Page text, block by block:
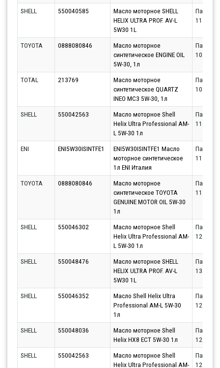
SHELL 550040585
Масло моторное SHELL
HELIX ULTRA PROF. AV-L
5W30 1L
Партнёр
TOYOTA 0888080846
Масло моторное
синтетическое ENGINE OIL
5W-30, 1л
Партнёр
TOTAL 213769
Масло моторное
синтетическое QUARTZ
INEO MC3 5W-30, 1л
Партнёр
SHELL 550042563
Масло моторное Shell
Helix Ultra Professional AM-
L 5W-30 1л
Партнёр
ENI ENI5W30ISINTFE1
ENI5W30ISINTFE1 Масло
моторное синтетическое
1л ENI Италия
Партнёр
TOYOTA 0888080846
Масло моторное
синтетическое TOYOTA
GENUINE MOTOR OIL 5W-30
1л
Партнёр
SHELL 550046302
Масло моторное Shell
Helix Ultra Professional AM-
L 5W-30 1л
Партнёр
SHELL 550048476
Масло моторное SHELL
HELIX ULTRA PROF. AV-L
5W30 1L
Партнёр
SHELL 550046352
Масло Shell Helix Ultra
Professional AM-L 5W-30
1л
Партнёр
SHELL 550048036
Масло моторное Shell
Helix HX8 ECT 5W-30 1л
Партнёр
SHELL
550042563
Масло моторное Shell
Helix Ultra Professional AM-
Партнёр